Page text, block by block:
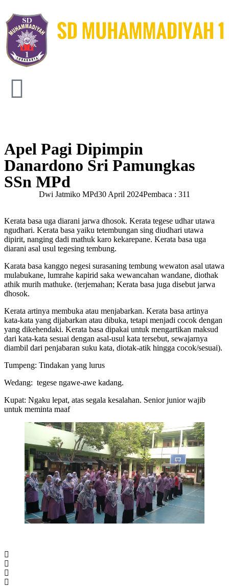
Apel Pagi Dipimpin
Danardono Sri Pamungkas
SSn MPd
Dwi Jatmiko MPd30 April 2024Pembaca : 311
Kerata basa uga diarani jarwa dhosok. Kerata tegese udhar utawa
ngudhari. Kerata basa yaiku tetembungan sing diudhari utawa
dipirit, nanging dadi mathuk karo kekarepane. Kerata basa uga
diarani asal usul tegesing tembung.
Karata basa kanggo negesi surasaning tembung wewaton asal utawa
mulabukane, lumrahe kapirid saka wewancahan wandane, diothak
athik murih mathuke. (terjemahan; Kerata basa juga disebut jarwa
dhosok.
Kerata artinya membuka atau menjabarkan. Kerata basa artinya
kata-kata yang dijabarkan atau dibuka, tetapi menjadi cocok dengan
yang dikehendaki. Kerata basa dipakai untuk mengartikan maksud
dari kata-kata sesuai dengan asal-usul kata tersebut, sewajarnya
diambil dari penjabaran suku kata, diotak-atik hingga cocok/sesuai).
Tumpeng: Tindakan yang lurus
Wedang: tegese ngawe-awe kadang.
Kupat: Ngaku lepat, atas segala kesalahan. Senior junior wajib
untuk meminta maaf